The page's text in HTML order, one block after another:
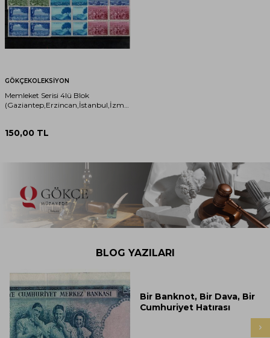
GÖKÇEKOLEKSIYON
Memleket Serisi 4lü Blok
(Gaziantep,Erzincan,İstanbul,İzmir,Giresun,Isparta)
150,00 TL
BLOG YAZILARI
Bir Banknot, Bir Dava, Bir
Cumhuriyet Hatırası